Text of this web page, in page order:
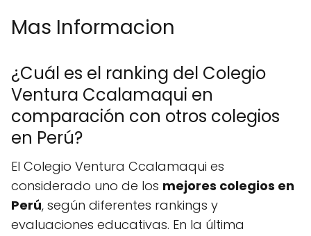
Mas Informacion
¿Cuál es el ranking del Colegio
Ventura Ccalamaqui en
comparación con otros colegios
en Perú?
El Colegio Ventura Ccalamaqui es
considerado uno de los mejores colegios en
Perú, según diferentes rankings y
evaluaciones educativas. En la última